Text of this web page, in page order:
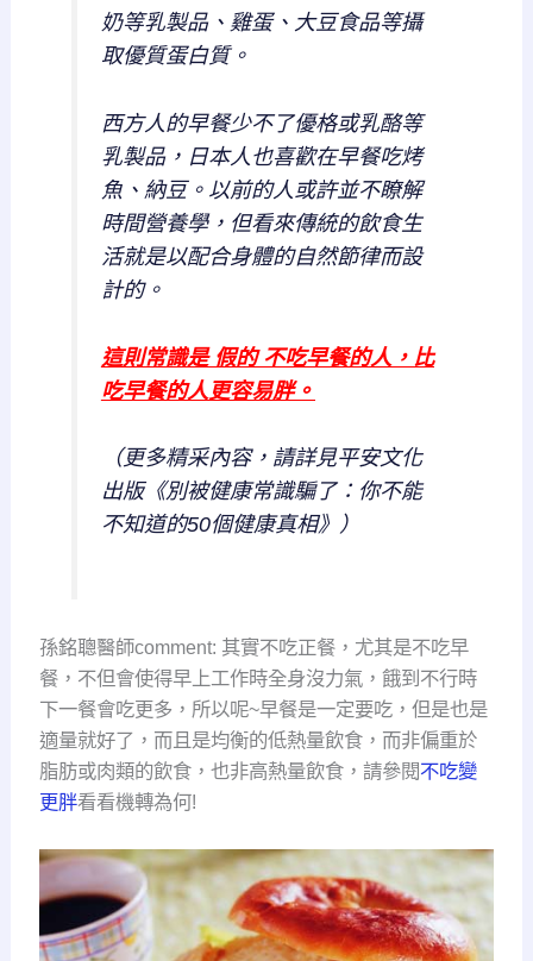
奶等乳製品、雞蛋、大豆食品等攝
取優質蛋白質。
西方人的早餐少不了優格或乳酪等
乳製品，日本人也喜歡在早餐吃烤
魚、納豆。以前的人或許並不瞭解
時間營養學，但看來傳統的飲食生
活就是以配合身體的自然節律而設
計的。
這則常識是 假的 不吃早餐的人，比
吃早餐的人更容易胖。
（更多精采內容，請詳見平安文化
出版《別被健康常識騙了：你不能
不知道的50個健康真相》）
孫銘聰醫師comment: 其實不吃正餐，尤其是不吃早
餐，不但會使得早上工作時全身沒力氣，餓到不行時
下一餐會吃更多，所以呢~早餐是一定要吃，但是也是
適量就好了，而且是均衡的低熱量飲食，而非偏重於
脂肪或肉類的飲食，也非高熱量飲食，請參閱不吃變
更胖看看機轉為何!